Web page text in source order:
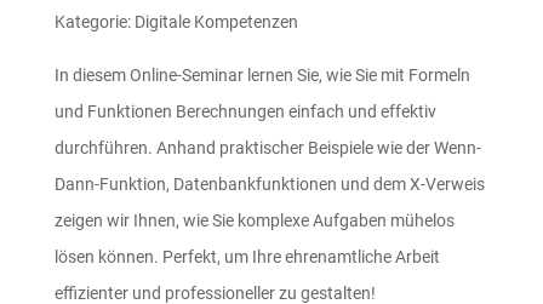
Kategorie: Digitale Kompetenzen
In diesem Online-Seminar lernen Sie, wie Sie mit Formeln
und Funktionen Berechnungen einfach und effektiv
durchführen. Anhand praktischer Beispiele wie der Wenn-
Dann-Funktion, Datenbankfunktionen und dem X-Verweis
zeigen wir Ihnen, wie Sie komplexe Aufgaben mühelos
lösen können. Perfekt, um Ihre ehrenamtliche Arbeit
effizienter und professioneller zu gestalten!